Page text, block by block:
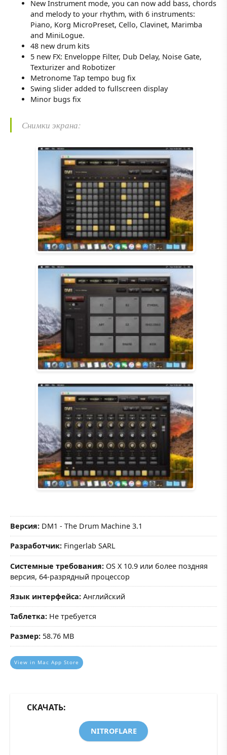
New Instrument mode, you can now add bass, chords
and melody to your rhythm, with 6 instruments:
Piano, Korg MicroPreset, Cello, Clavinet, Marimba
and MiniLogue.
48 new drum kits
5 new FX: Enveloppe Filter, Dub Delay, Noise Gate,
Texturizer and Robotizer
Metronome Tap tempo bug fix
Swing slider added to fullscreen display
Minor bugs fix
Снимки экрана:
Версия: DM1 - The Drum Machine 3.1
Разработчик: Fingerlab SARL
Системные требования: OS X 10.9 или более поздняя
версия, 64-разрядный процессор
Язык интерфейса: Английский
Таблетка: Не требуется
Размер: 58.76 MB
View in Mac App Store
СКАЧАТЬ:
NITROFLARE